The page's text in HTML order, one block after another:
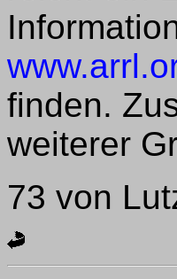
finden.
weiterer
73 von